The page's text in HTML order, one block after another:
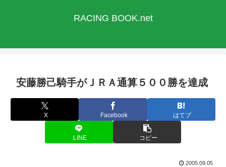
RACING BOOK.net
安藤勝己騎手がＪＲＡ通算５００勝を達成
X Facebook はてブ
LINE コピー
2005.09.05